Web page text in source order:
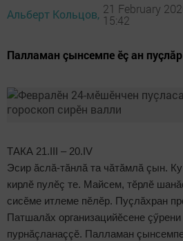
Альберт Кольцов, 21 February
15:42
Палламан çынсемпе ӗç ан пуçлăр
ТАКА 21.III – 20.IV
Эсир ăслă-тăнлă та чăтăмлă çын.
кирлӗ пулӗç те. Майсем, тӗрлӗ
сисӗме итлеме пӗлӗр. Пуçлăхран
Патшалăх организацийӗсене
пурнăçланаççӗ. Палламан